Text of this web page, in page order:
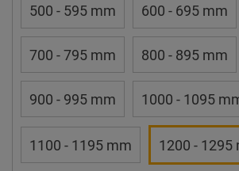
500 - 595 mm 600 - 695 mm
700 - 795 mm 800 - 895 mm
900 - 995 mm 1000 - 1095
1100 - 1195 mm 1200 - 1295